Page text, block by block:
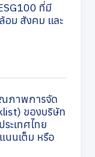
ที่มี
อม สังคม และ
ณภาพการจัด
ของบริษัท
ะเทศไทย
นนเต็ม หรือ